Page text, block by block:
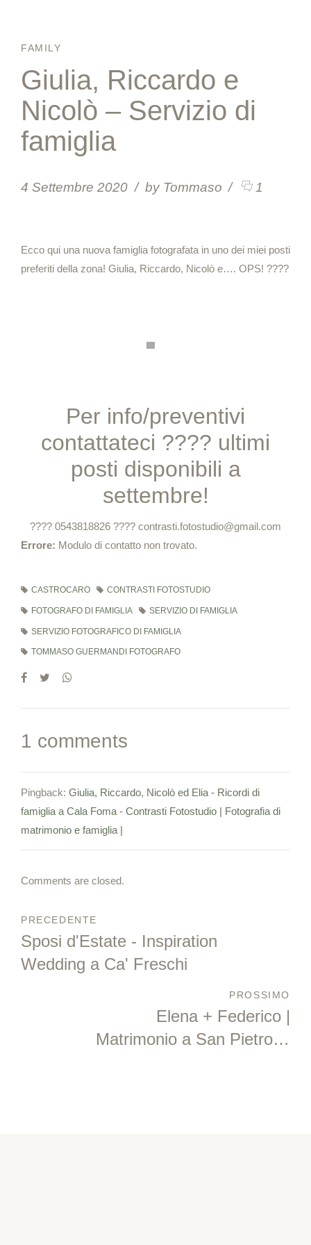
FAMILY
Giulia, Riccardo e
Nicolò – Servizio di
famiglia
4 Settembre 2020 by Tommaso 1
Ecco qui una nuova famiglia fotografata in uno dei miei posti
preferiti della zona! Giulia, Riccardo, Nicolò e…. OPS! ????
Per info/preventivi
contattateci ???? ultimi
posti disponibili a
settembre!
???? 0543818826 ???? contrasti.fotostudio@gmail.com
Errore: Modulo di contatto non trovato.
CASTROCARO CONTRASTI FOTOSTUDIO
FOTOGRAFO DI FAMIGLIA SERVIZIO DI FAMIGLIA
SERVIZIO FOTOGRAFICO DI FAMIGLIA
TOMMASO GUERMANDI FOTOGRAFO
1 comments
Pingback: Giulia, Riccardo, Nicolò ed Elia - Ricordi di
famiglia a Cala Foma - Contrasti Fotostudio | Fotografia di
matrimonio e famiglia |
Comments are closed.
PRECEDENTE
Sposi d'Estate - Inspiration
Wedding a Ca' Freschi
PROSSIMO
Elena + Federico |
Matrimonio a San Pietro in